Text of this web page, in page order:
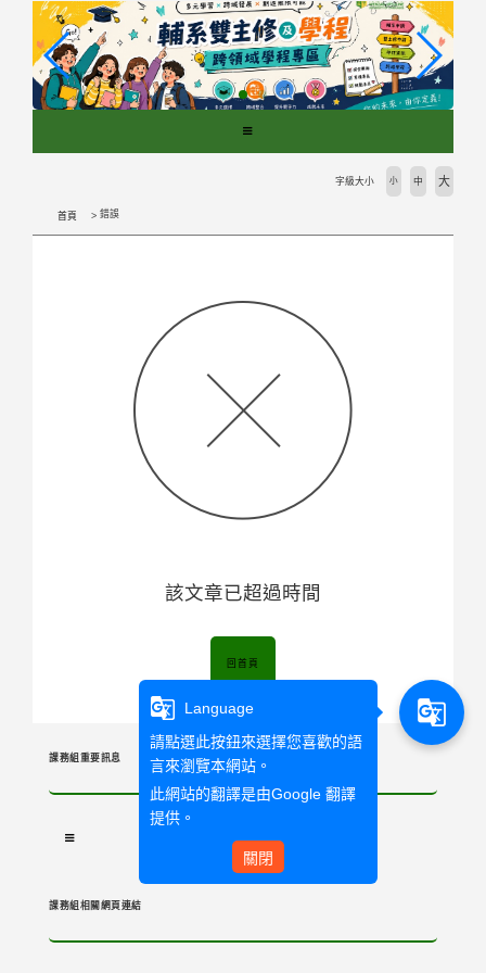
首頁 錯誤
字級大小 小 中 大
該文章已超過時間
回首頁
課務組重要訊息
課務組相關網頁連結
g_translate
Language
請點選此按鈕來選擇您喜歡的語
言來瀏覽本網站。
此網站的翻譯是由Google 翻譯
提供。
關閉
g_translate